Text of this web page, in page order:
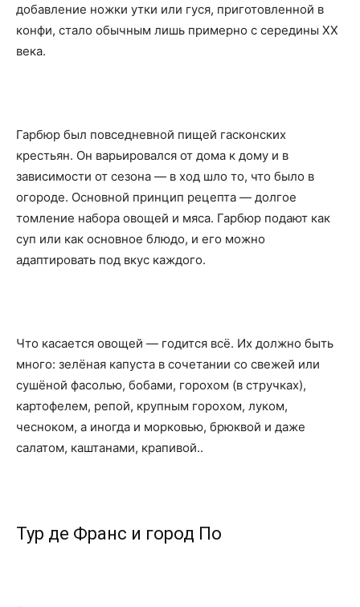
добавление ножки утки или гуся, приготовленной в
конфи, стало обычным лишь примерно с середины XX
века.
Гарбюр был повседневной пищей гасконских
крестьян. Он варьировался от дома к дому и в
зависимости от сезона — в ход шло то, что было в
огороде. Основной принцип рецепта — долгое
томление набора овощей и мяса. Гарбюр подают как
суп или как основное блюдо, и его можно
адаптировать под вкус каждого.
Что касается овощей — годится всё. Их должно быть
много: зелёная капуста в сочетании со свежей или
сушёной фасолью, бобами, горохом (в стручках),
картофелем, репой, крупным горохом, луком,
чесноком, а иногда и морковью, брюквой и даже
салатом, каштанами, крапивой..
Тур де Франс и город По